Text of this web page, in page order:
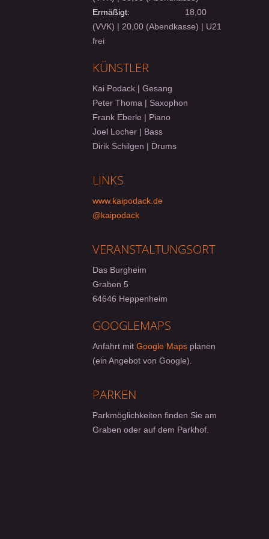
Ermäßigt:
18,00
(VVK) | 20,00 (Abendkasse) | U21
frei
KÜNSTLER
Kai Podack | Gesang
Peter Thoma | Saxophon
Frank Eberle | Piano
Joel Locher | Bass
Dirik Schilgen | Drums
LINKS
www.kaipodack.de
@kaipodack
VERANSTALTUNGSORT
Das Burgheim
Graben 5
64646 Heppenheim
GOOGLEMAPS
Anfahrt mit Google Maps planen
(ein Angebot von Google).
PARKEN
Parkmöglichkeiten finden Sie am
Graben oder auf dem Parkhof.